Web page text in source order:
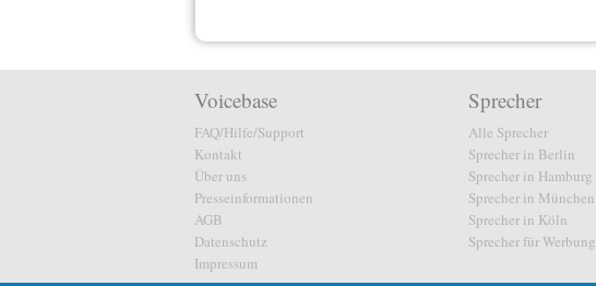
Voicebase
FAQ/Hilfe/Support
Kontakt
Über uns
Presseinformationen
AGB
Datenschutz
Impressum
Sprecher
Alle Sprecher
Sprecher in Berlin
Sprecher in Hamburg
Sprecher in München
Sprecher in Köln
Sprecher für Werbung